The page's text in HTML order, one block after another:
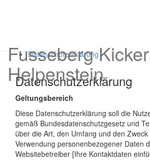
Fusseberg
Helpenstein
Datenschutzerklärung
Datenschutzerklärung
Geltungsbereich
Diese Datenschutzerklärung soll die
gemäß Bundesdatenschutzgesetz und
über die Art, den Umfang und den
Verwendung personenbezogener Daten
Websitebetreiber [Ihre Kontaktdaten